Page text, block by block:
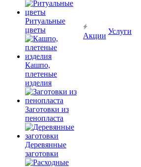
Ритуальные
цветы
Кашпо,
плетеные
изделия
Заготовки из
пенопласта
Деревянные
заготовки
Акции
Услуги